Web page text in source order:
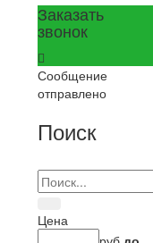
Заказать
звонок
Сообщение
отправлено
Поиск
Цена